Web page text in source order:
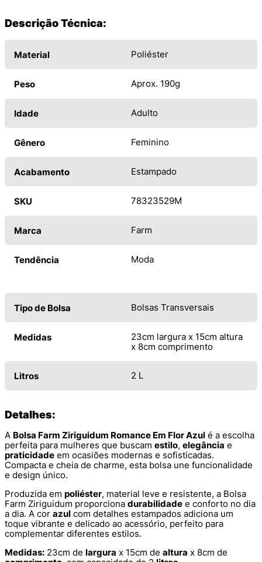
Descrição Técnica:
Material Poliéster
Peso Aprox. 190g
Idade Adulto
Gênero Feminino
Acabamento Estampado
SKU 78323529M
Marca Farm
Tendência Moda
Tipo de Bolsa Bolsas Transversais
Medidas
23cm largura x 15cm altura
x 8cm comprimento
Litros 2 L
Detalhes:
A Bolsa Farm Ziriguidum Romance Em Flor Azul é a escolha
perfeita para mulheres que buscam estilo, elegância e
praticidade em ocasiões modernas e sofisticadas.
Compacta e cheia de charme, esta bolsa une funcionalidade
e design único.
Produzida em poliéster, material leve e resistente, a Bolsa
Farm Ziriguidum proporciona durabilidade e conforto no dia
a dia. A cor azul com detalhes estampados adiciona um
toque vibrante e delicado ao acessório, perfeito para
complementar diferentes estilos.
Medidas: 23cm de largura x 15cm de altura x 8cm de